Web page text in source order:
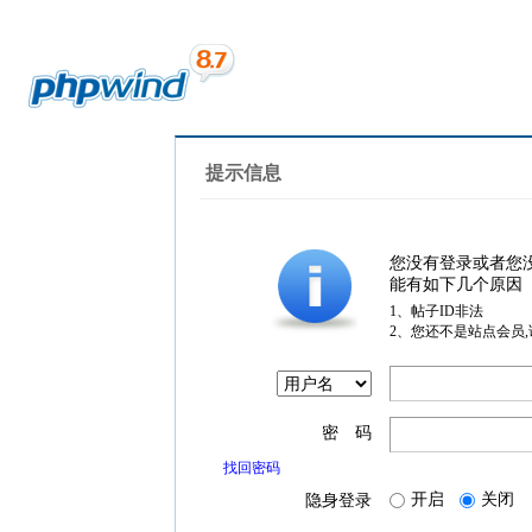
提示信息
您没有登录或者您
能有如下几个原因
1、帖子ID非法
2、您还不是站点会员
密 码
找回密码
隐身登录 开启 关闭